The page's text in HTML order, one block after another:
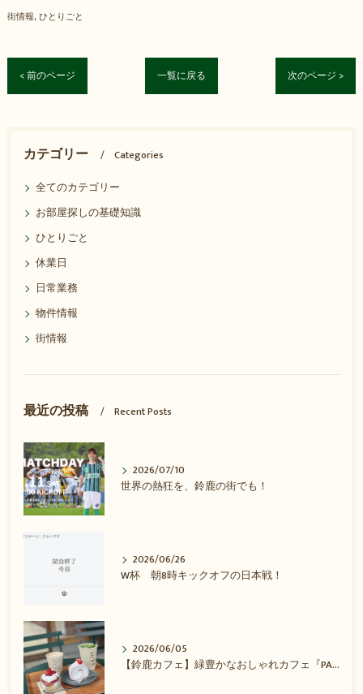
街情報 ひとりごと
< 前のページ 一覧に戻る 次のページ >
カテゴリー
Categories
全てのカテゴリー
お部屋探しの基礎知識
ひとりごと
休業日
日常業務
物件情報
街情報
最近の投稿 Recent Posts
2026/07/10
世界の熱狂を、鈴鹿の街でも！
2026/06/26
W杯 朝8時キックオフの日本戦！
2026/06/05
【鈴鹿カフェ】緑豊かなおしゃれカフェ『PARK LANE COFFEE』